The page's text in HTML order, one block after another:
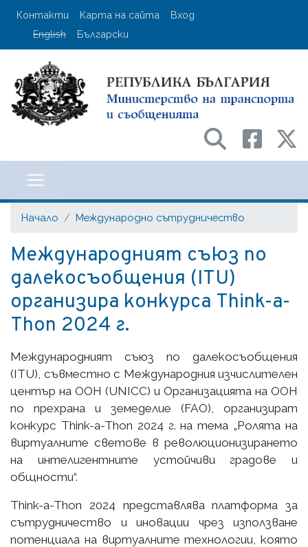
Премини
User account menu
Контакти Карта на сайта
Вход
English
Български
на транспорта
Начало Международно сътрудничество
Международният съюз по
далекосъобщения (ITU)
организира конкурса Think-a-
Thon 2024 г.
Международният съюз по далекосъобщения
(ITU), съвместно с Международния изчислителен
център на ООН (UNICC) и Организацията на ООН
по прехрана и земеделие (FAO), организират
конкурс Think-a-Thon 2024 г. на тема „Ролята на
виртуалните светове в революционизирането
на интелигентните устойчиви градове и
общности“.
Think-a-Thon 2024 представлява платформа за
сътрудничество и иновации чрез използване
потенциала на виртуалните технологии, която